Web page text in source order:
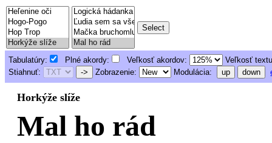
Tabulatúry: Plné akordy: Veľkosť akordov:
Veľkosť
Stiahnuť:
-> Zobrazenie: Modulácia: up down
Horkýže slíže
Mal ho rád